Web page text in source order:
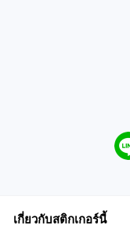
เกี่ยวกับสติกเกอร์นี้